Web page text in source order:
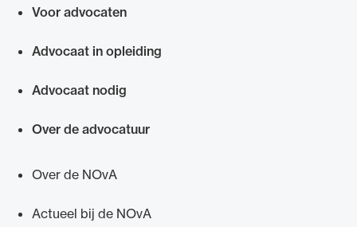
Voor advocaten
Advocaat in opleiding
Advocaat nodig
Over de advocatuur
Over de NOvA
Actueel bij de NOvA